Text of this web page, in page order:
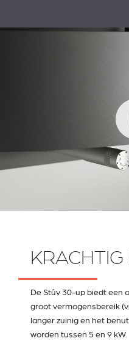
KRACHTIG
De Stûv 30-up biedt een
groot vermogensbereik
langer zuinig en het
worden tussen 5 en 9 kW.